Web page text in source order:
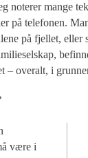
noterer mange
på telefonen.
på fjellet, eller
– overalt, i
være i